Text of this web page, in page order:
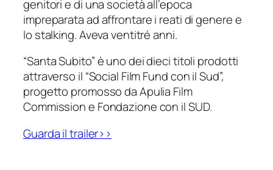
genitori e di una società all’epoca
impreparata ad affrontare i reati di genere e
lo stalking. Aveva ventitré anni.
“Santa Subito” è uno dei dieci titoli prodotti
attraverso il “Social Film Fund con il Sud”,
progetto promosso da Apulia Film
Commission e Fondazione con il SUD.
Guarda il trailer>>